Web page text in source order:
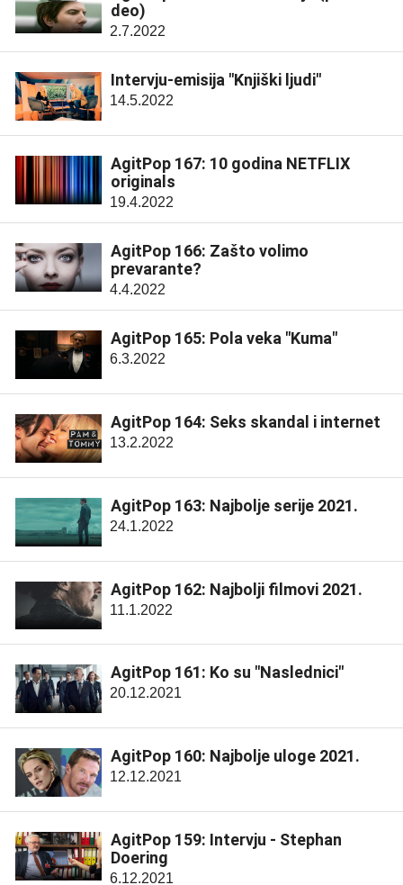
deo)
2.7.2022
Intervju-emisija "Knjiški ljudi"
14.5.2022
AgitPop 167: 10 godina NETFLIX
originals
19.4.2022
AgitPop 166: Zašto volimo
prevarante?
4.4.2022
AgitPop 165: Pola veka "Kuma"
6.3.2022
AgitPop 164: Seks skandal i internet
13.2.2022
AgitPop 163: Najbolje serije 2021.
24.1.2022
AgitPop 162: Najbolji filmovi 2021.
11.1.2022
AgitPop 161: Ko su "Naslednici"
20.12.2021
AgitPop 160: Najbolje uloge 2021.
12.12.2021
AgitPop 159: Intervju - Stephan
Doering
6.12.2021